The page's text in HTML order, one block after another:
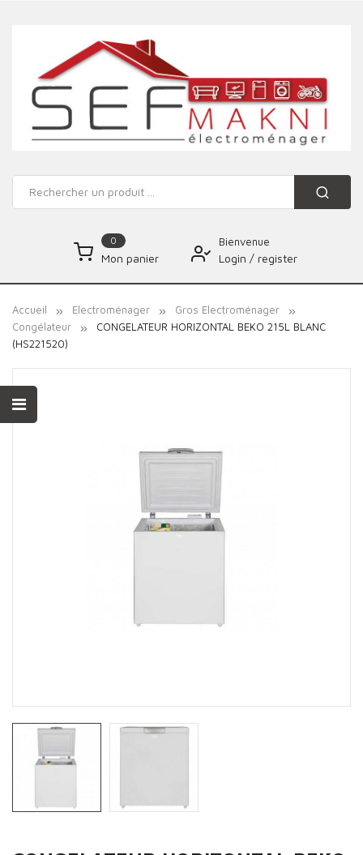
0
Mon panier
Bienvenue
Login / register
Accueil Electroménager
Gros Electroménager
Congélateur
CONGELATEUR HORIZONTAL BEKO 215L BLANC
(HS221520)